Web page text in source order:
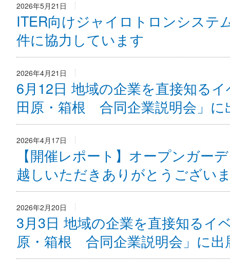
2026年5月21日
ITER向けジャイロトロンシステ
件に協力しています
2026年4月21日
6月12日 地域の企業を直接知る
田原・箱根 合同企業説明会」に
2026年4月17日
【開催レポート】オープンガー
越しいただきありがとうござい
2026年2月20日
3月3日 地域の企業を直接知るイ
原・箱根 合同企業説明会」に出